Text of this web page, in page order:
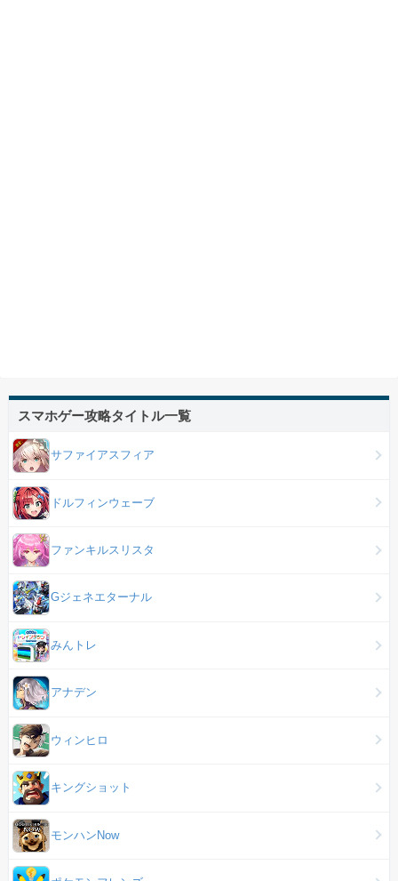
スマホゲー攻略タイトル一覧
サファイアスフィア
ドルフィンウェーブ
ファンキルスリスタ
Gジェネエターナル
みんトレ
アナデン
ウィンヒロ
キングショット
モンハンNow